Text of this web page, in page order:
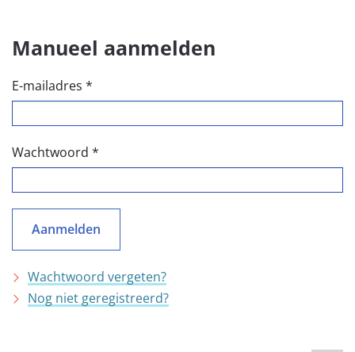
Manueel aanmelden
E-mailadres *
Wachtwoord *
Wachtwoord vergeten?
Nog niet geregistreerd?